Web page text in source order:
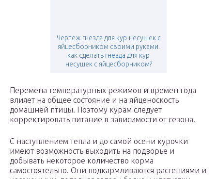
Чертеж гнезда для кур-несушек с
яйцесборником своими руками.
как сделать гнезда для кур
несушек с яйцесборником?
Перемена температурных режимов и времен года
влияет на общее состояние и на яйценоскость
домашней птицы. Поэтому курам следует
корректировать питание в зависимости от сезона.
С наступлением тепла и до самой осени курочки
имеют возможность выходить на подворье и
добывать некоторое количество корма
самостоятельно. Они подкармливаются растениями и